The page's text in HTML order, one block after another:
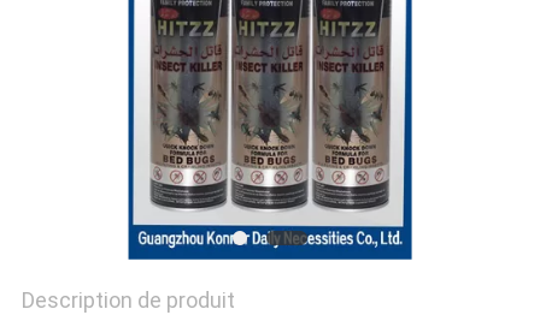
Description de produit